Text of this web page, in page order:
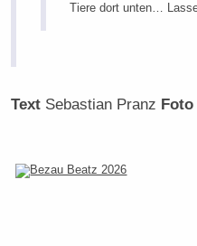
Tiere dort unten…
Text Sebastian Pranz Foto